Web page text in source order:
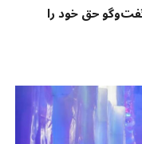
حق خود را